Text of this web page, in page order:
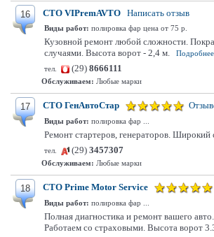
16 СТО VIPremAVTO Написать отзыв
Виды работ: полировка фар цена от 75 р.
Кузовной ремонт любой сложности.
случаями. Высота ворот - 2,4 м.
тел.
(29) 8666111
Обслуживаем: Любые марки
17 СТО ГенАвтоСтар
Виды работ: полировка фар ...
Ремонт стартеров, генераторов.
тел.
(29) 3457307
Обслуживаем: Любые марки
18 СТО Prime Motor Service
Виды работ: полировка фар ...
Полная диагностика и ремонт вашего
Работаем со страховыми. Высота ворот